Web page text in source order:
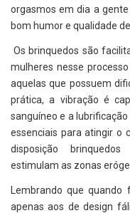
orgasmos em dia a
bom humor e qualidade de
Os brinquedos são
mulheres nesse
aquelas que possuem
prática, a vibração é
sanguíneo e a
essenciais para atingir o
disposição
estimulam as zonas
Lembrando que
apenas aos de design